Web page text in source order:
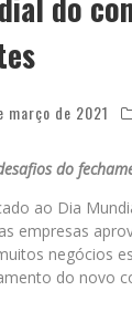
março de 2021
do
ao Dia
empresas
negócios
do novo